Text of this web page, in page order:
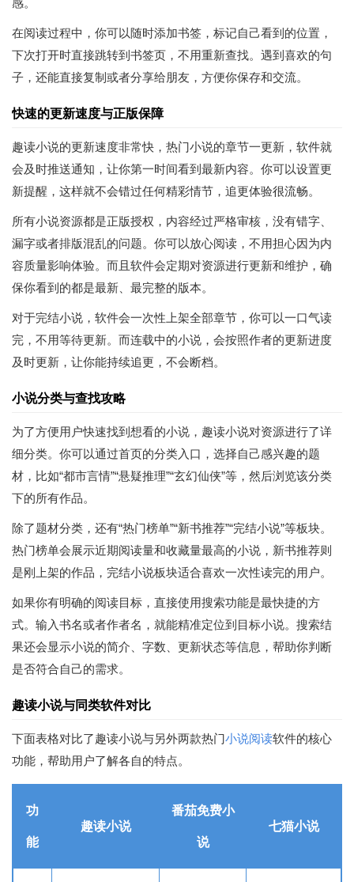
感。
在阅读过程中，你可以随时添加书签，标记自己看到的位置，
下次打开时直接跳转到书签页，不用重新查找。遇到喜欢的句
子，还能直接复制或者分享给朋友，方便你保存和交流。
快速的更新速度与正版保障
趣读小说的更新速度非常快，热门小说的章节一更新，软件就
会及时推送通知，让你第一时间看到最新内容。你可以设置更
新提醒，这样就不会错过任何精彩情节，追更体验很流畅。
所有小说资源都是正版授权，内容经过严格审核，没有错字、
漏字或者排版混乱的问题。你可以放心阅读，不用担心因为内
容质量影响体验。而且软件会定期对资源进行更新和维护，确
保你看到的都是最新、最完整的版本。
对于完结小说，软件会一次性上架全部章节，你可以一口气读
完，不用等待更新。而连载中的小说，会按照作者的更新进度
及时更新，让你能持续追更，不会断档。
小说分类与查找攻略
为了方便用户快速找到想看的小说，趣读小说对资源进行了详
细分类。你可以通过首页的分类入口，选择自己感兴趣的题
材，比如“都市言情”“悬疑推理”“玄幻仙侠”等，然后浏览该分类
下的所有作品。
除了题材分类，还有“热门榜单”“新书推荐”“完结小说”等板块。
热门榜单会展示近期阅读量和收藏量最高的小说，新书推荐则
是刚上架的作品，完结小说板块适合喜欢一次性读完的用户。
如果你有明确的阅读目标，直接使用搜索功能是最快捷的方
式。输入书名或者作者名，就能精准定位到目标小说。搜索结
果还会显示小说的简介、字数、更新状态等信息，帮助你判断
是否符合自己的需求。
趣读小说与同类软件对比
下面表格对比了趣读小说与另外两款热门小说阅读软件的核心
功能，帮助用户了解各自的特点。
功
能
趣读小说
番茄免费小
说
七猫小说